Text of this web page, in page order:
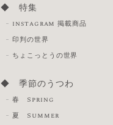
◆ 特集
instagram 掲載商品
印判の世界
ちょこっとうの世界
◆ 季節のうつわ
春 Spring
夏 Summer